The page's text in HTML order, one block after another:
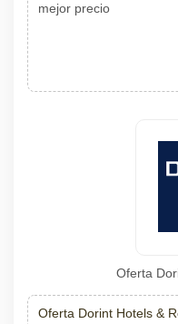
mejor precio
Oferta
Oferta Dorint Hotels &